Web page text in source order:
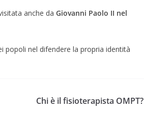
anche da Giovanni Paolo II nel
popoli nel difendere la propria identità
Chi è il fisioterapista OMPT?